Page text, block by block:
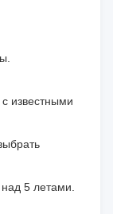
известными
5 летами.